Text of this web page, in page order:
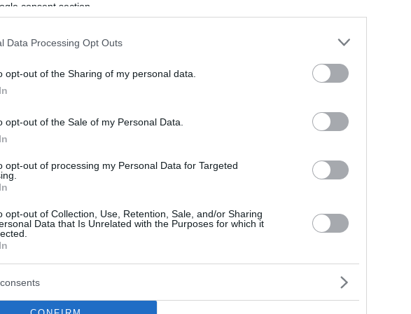
consent section.
Data Processing Opt Outs
opt-out of the Sharing of my personal data.
opt-out of the Sale of my Personal Data.
opt-out of processing my Personal Data for Targeted
opt-out of Collection, Use, Retention, Sale, and/or Sharing
Data that Is Unrelated with the Purposes for which it
από την Μπασκόνια έπειτα από μόλις
ένα χρόνο συνεργασίας...
Κρις Ντουάρτε
Στην Μπασκόνια θα συνεχίσει στην
η πρώτη μεταγραφή της
μεταγραφών στη Φενέρμπαχτσε.